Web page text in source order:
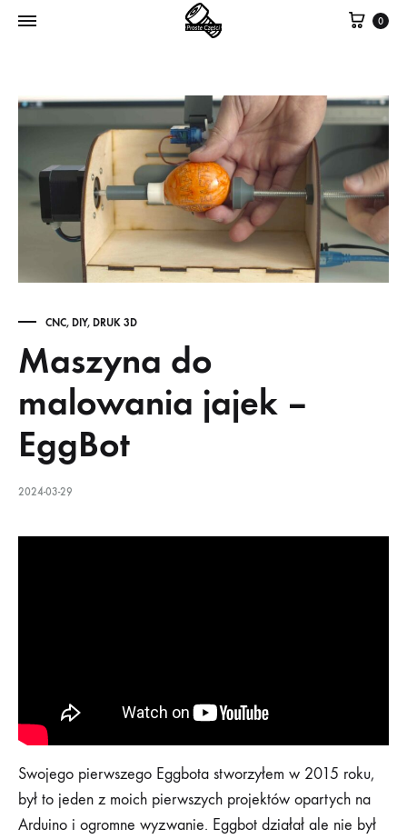
0
CNC, DIY, DRUK 3D
Maszyna do
malowania jajek –
EggBot
2024-03-29
Swojego pierwszego Eggbota stworzyłem w 2015 roku,
był to jeden z moich pierwszych projektów opartych na
Arduino i ogromne wyzwanie. Eggbot działał ale nie był